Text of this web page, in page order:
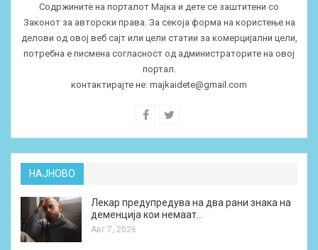
Содржините на порталот Мајка и дете се заштитени со
Законот за авторски права. За секоја форма на користење на
делови од овој веб сајт или цели статии за комерцијални цели,
потребна е писмена согласност од администраторите на овој
портал.
контактирајте не: majkaidete@gmail.com
НАЈНОВО
Лекар предупредува на два рани знака на
деменција кои немаат…
Авг 7, 2026